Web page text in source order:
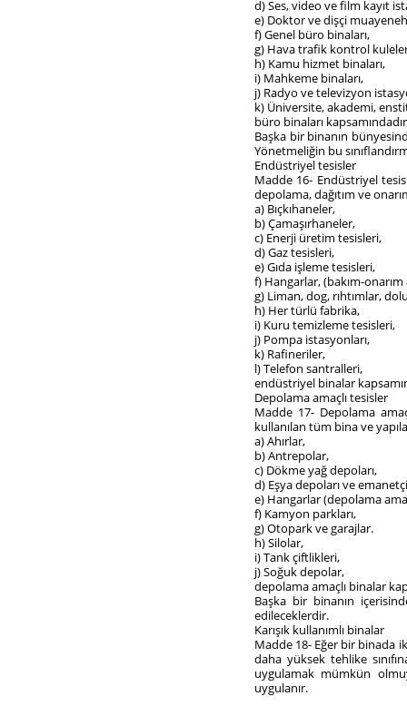
d) Ses, video ve film kayıt
e) Doktor ve dişçi
f) Genel büro binaları,
g) Hava trafik kontrol
h) Kamu hizmet binaları,
i) Mahkeme binaları,
j) Radyo ve televizyon
k) Üniversite, akademi,
büro binaları
Başka bir binanın
Yönetmeliğin bu
Endüstriyel tesisler
Madde 16- Endüstriyel
depolama, dağıtım ve
a) Bıçkıhaneler,
b) Çamaşırhaneler,
c) Enerji üretim tesisleri,
d) Gaz tesisleri,
e) Gıda işleme tesisleri,
f) Hangarlar, (bakım-onarım
g) Liman, dog, rıhtımlar,
h) Her türlü fabrika,
i) Kuru temizleme tesisleri,
j) Pompa istasyonları,
k) Rafineriler,
l) Telefon santralleri,
endüstriyel binalar
Depolama amaçlı tesisler
Madde 17- Depolama
kullanılan tüm bina ve
a) Ahırlar,
b) Antrepolar,
c) Dökme yağ depoları,
d) Eşya depoları ve
e) Hangarlar (depolama
f) Kamyon parkları,
g) Otopark ve garajlar.
h) Silolar,
i) Tank çiftlikleri,
j) Soğuk depolar,
depolama amaçlı binalar
Başka bir binanın
edileceklerdir.
Karışık kullanımlı binalar
Madde 18- Eğer bir binada
daha yüksek tehlike
uygulamak mümkün
uygulanır.